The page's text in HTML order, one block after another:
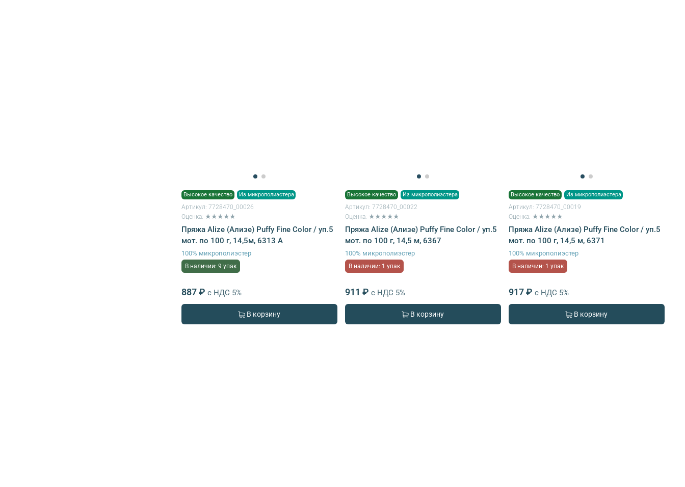
Высокое качество Из микрополиэстера
Артикул: 7728470_00026
Оценка: ★★★★★
Пряжа Alize (Ализе) Puffy Fine Color / уп.5
мот. по 100 г, 14,5м, 6313 A
100% микрополиэстер
В наличии: 9 упак
887 ₽ с НДС 5%
В корзину
Высокое качество Из микрополиэстера
Артикул: 7728470_00022
Оценка: ★★★★★
Пряжа Alize (Ализе) Puffy Fine Color / уп.5
мот. по 100 г, 14,5 м, 6367
100% микрополиэстер
В наличии: 1 упак
911 ₽ с НДС 5%
В корзину
Высокое качество Из микрополиэстера
Артикул: 7728470_00019
Оценка: ★★★★★
Пряжа Alize (Ализе) Puffy Fine Color / уп.5
мот. по 100 г, 14,5 м, 6371
100% микрополиэстер
В наличии: 1 упак
917 ₽ с НДС 5%
В корзину